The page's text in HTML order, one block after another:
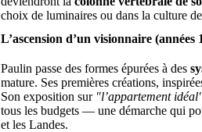
choix de luminaires ou dans la culture
L’ascension d’un visionnaire (années
Paulin passe des formes épurées à des
mature. Ses premières créations,
Son exposition sur "l’appartement
tous les budgets — une démarche qui
et les Landes.